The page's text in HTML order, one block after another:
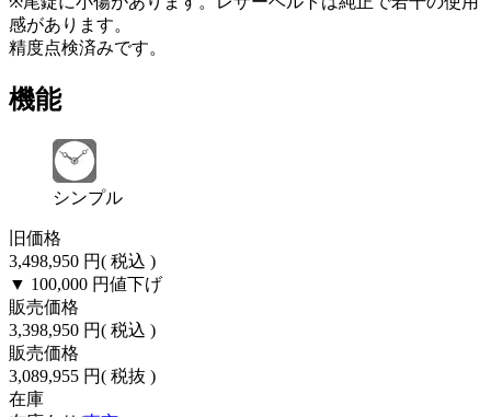
感があります。
精度点検済みです。
機能
シンプル
旧価格
3,498,950 円( 税込 )
▼ 100,000 円値下げ
販売価格
3,398,950 円( 税込 )
販売価格
3,089,955 円( 税抜 )
在庫